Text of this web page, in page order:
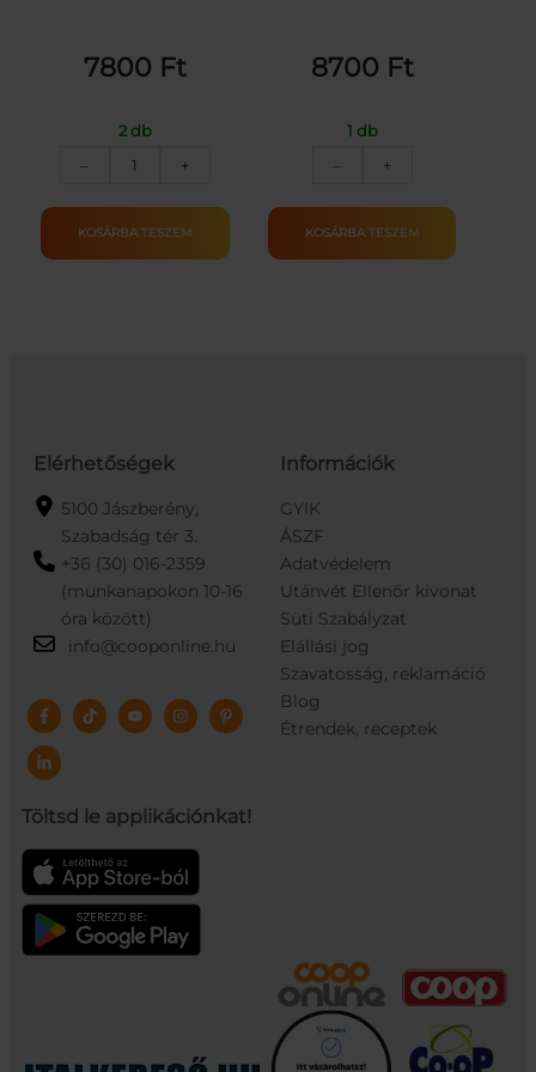
7800 Ft
2 db
–
Blaze
játékfegyver-
kék
+
KOSÁRBA TESZEM
8700 Ft
1 db
–
mennyiség
+
KOSÁRBA TESZEM
Elérhetőségek
5100 Jászberény,
Szabadság tér 3.
+36 (30) 016-2359
(munkanapokon 10-16
óra között)
info@cooponline.hu
Töltsd le applikációnkat!
Információk
GYIK
ÁSZF
Adatvédelem
Utánvét Ellenőr kivonat
Süti Szabályzat
Elállási jog
Szavatosság, reklamáció
Blog
Étrendek, receptek